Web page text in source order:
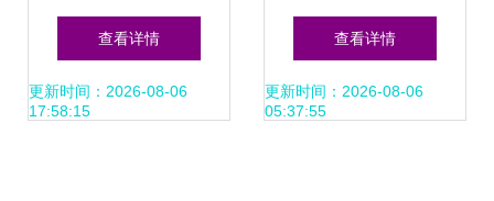
高端真丝面料的诞
生之旅
查看详情
更新时间：2026-08-06
17:58:15
看就后悔的蚕丝制
品保养小知识
查看详情
更新时间：2026-08-06
05:37:55